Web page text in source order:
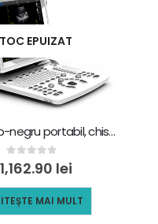
EPUIZAT
Doppler alb-negru portabil, chison eco 3 exp
0out of 5 lei
MAI MULT